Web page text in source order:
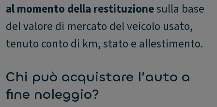
al momento della restituzionesulla base
del valore di mercato del veicolo usato,
tenuto conto di km, stato e allestimento.
Chi può acquistare l’auto a
fine noleggio?